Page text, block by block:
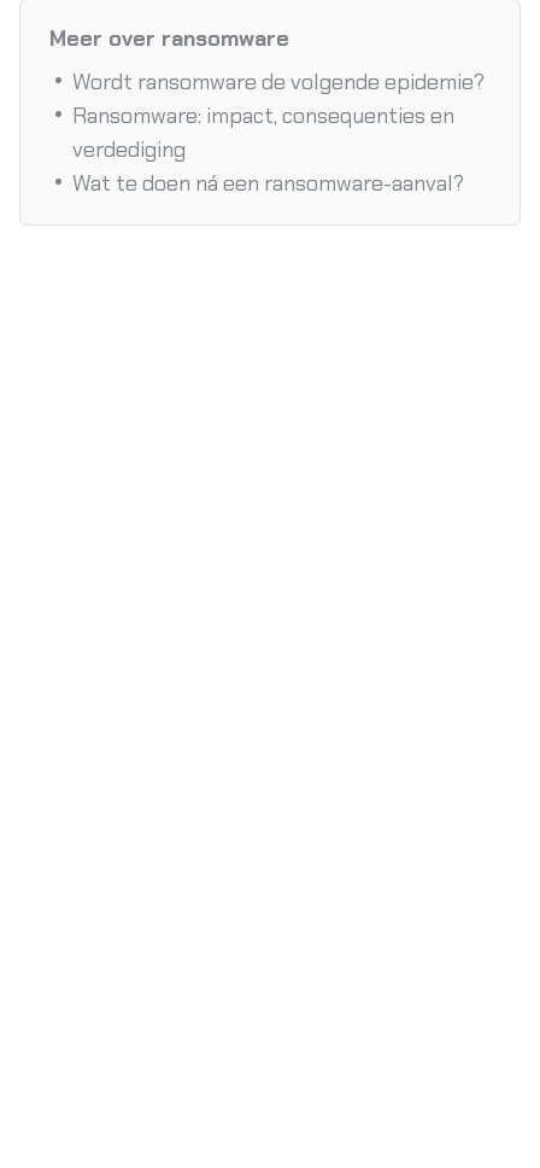
Meer over ransomware
Wordt ransomware de volgende epidemie?
Ransomware: impact, consequenties en
verdediging
Wat te doen ná een ransomware-aanval?